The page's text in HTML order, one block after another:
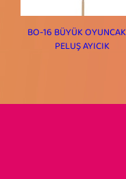
BO-16 BÜYÜK
PELUŞ AYICIK